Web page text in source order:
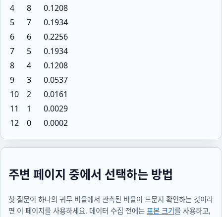
4
8
0.1208
5
7
0.1934
6
6
0.2256
7
5
0.1934
8
4
0.1208
9
3
0.0537
10
2
0.0161
11
1
0.0029
12
0 0.0002
주변 페이지 중에서 선택하는 방법
첫 질문이 하나의 귀무 비율에서 관측된 비율이 드문지 확인하는 것이라
면 이 페이지를 사용하세요. 데이터 수집 전에는 표본 크기 를 사용하고,